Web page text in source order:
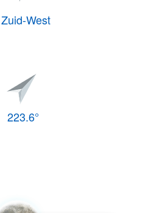
Zuid-West
223.6°